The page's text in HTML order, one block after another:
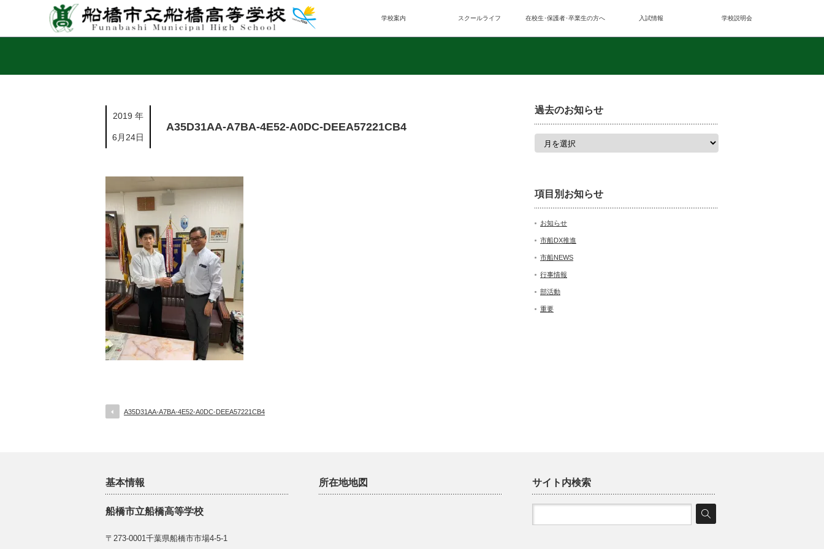
学校案内 スクールライフ 在校生･保護者･卒業生の方へ 入試情報 学校説明会
2019 年
6月24日
A35D31AA-A7BA-4E52-A0DC-DEEA57221CB4
A35D31AA-A7BA-4E52-A0DC-DEEA57221CB4
過去のお知らせ
項目別お知らせ
お知らせ
市船DX推進
市船NEWS
行事情報
部活動
重要
基本情報
船橋市立船橋高等学校
〒273-0001千葉県船橋市市場4-5-1
所在地地図 サイト内検索